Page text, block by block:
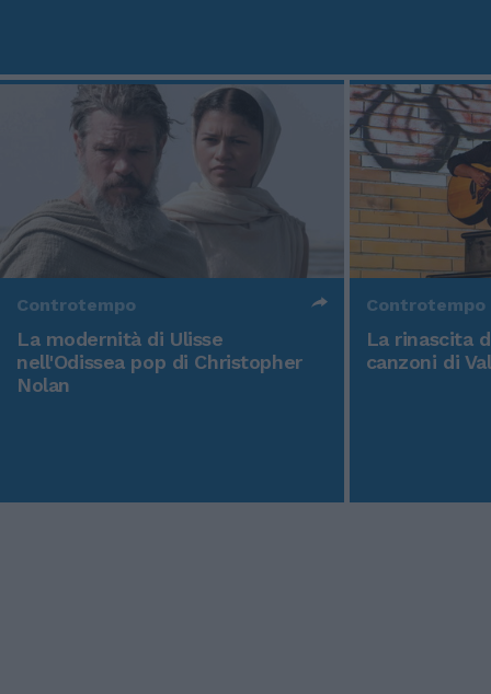
Controtempo
La modernità di Ulisse
nell'Odissea pop di Christopher
Nolan
Controtempo
La rinascita
canzoni di